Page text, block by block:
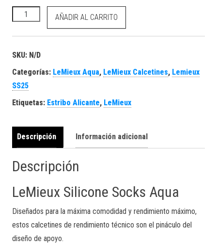
Silicone Socks Aqua cantidad
AÑADIR AL CARRITO
SKU: N/D
Categorías: LeMieux Aqua, LeMieux Calcetines, Lemieux
SS25
Etiquetas: Estribo Alicante, LeMieux
Descripción Información adicional
Descripción
LeMieux Silicone Socks Aqua
Diseñados para la máxima comodidad y rendimiento máximo,
estos calcetines de rendimiento técnico son el pináculo del
diseño de apoyo.